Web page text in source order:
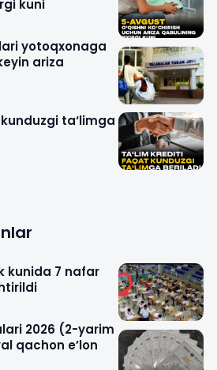
kuni
yotoqxonaga
ariza
ta‘limga
kunida 7 nafar
2026 (2-yarim
qachon e’lon